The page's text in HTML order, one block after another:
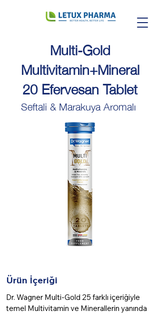
Multi-Gold
Multivitamin+Mineral
20 Efervesan Tablet
Seftali & Marakuya Aromalı
Ürün İçeriği
Dr. Wagner Multi-Gold 25 farklı içeriğiyle
temel Multivitamin ve Minerallerin yanında